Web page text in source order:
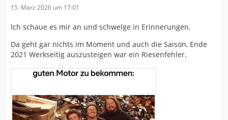
15. März 2026 um 17:01
Ich schaue es mir an und schwelge in Erinnerungen.
Da geht gar nichts im Moment und auch die Saison, Ende
2021 Werkseitig auszusteigen war ein Riesenfehler.